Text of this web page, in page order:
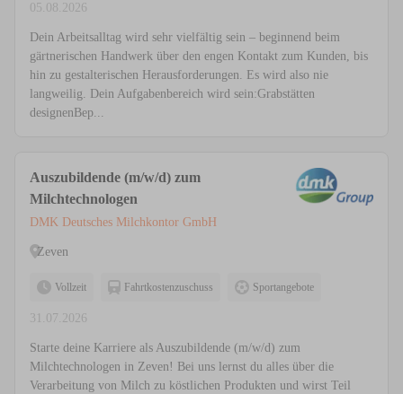
05.08.2026
Dein Arbeitsalltag wird sehr vielfältig sein – beginnend beim
gärtnerischen Handwerk über den engen Kontakt zum Kunden, bis
hin zu gestalterischen Herausforderungen. Es wird also nie
langweilig. Dein Aufgabenbereich wird sein:Grabstätten
designenBep...
Auszubildende (m/w/d) zum
Milchtechnologen
DMK Deutsches Milchkontor GmbH
Zeven
Vollzeit Fahrtkostenzuschuss Sportangebote
31.07.2026
Starte deine Karriere als Auszubildende (m/w/d) zum
Milchtechnologen in Zeven! Bei uns lernst du alles über die
Verarbeitung von Milch zu köstlichen Produkten und wirst Teil